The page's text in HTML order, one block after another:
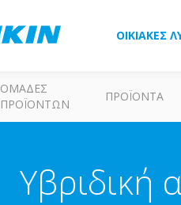
ΟΙΚΙΑΚΈΣ
ΟΜΆΔΕΣ
ΠΡΟΪΌΝΤΩΝ
ΠΡΟΪΌΝΤΑ
Υβριδική